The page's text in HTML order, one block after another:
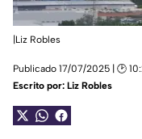
|Liz Robles
Publicado 17/07/2025 | 🕑
Escrito por: Liz Robles